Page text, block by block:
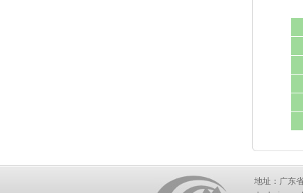
地址：广东